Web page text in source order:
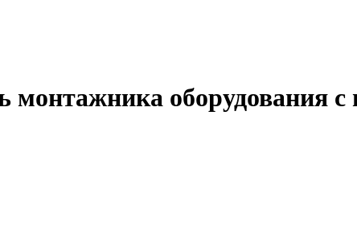
монтажника оборудования